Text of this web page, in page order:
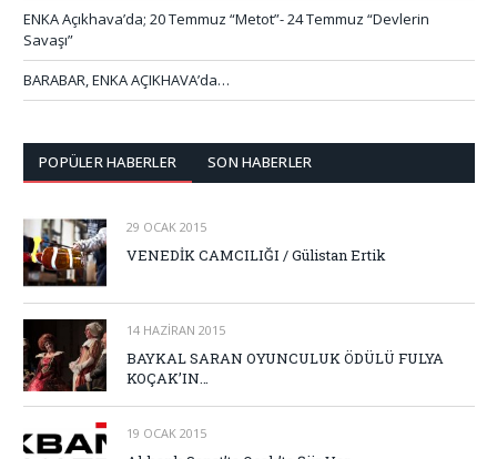
ENKA Açıkhava’da; 20 Temmuz “Metot”- 24 Temmuz “Devlerin
Savaşı”
BARABAR, ENKA AÇIKHAVA’da…
POPÜLER HABERLER SON HABERLER
29 OCAK 2015
VENEDİK CAMCILIĞI / Gülistan Ertik
14 HAZIRAN 2015
BAYKAL SARAN OYUNCULUK ÖDÜLÜ FULYA
KOÇAK’IN…
19 OCAK 2015